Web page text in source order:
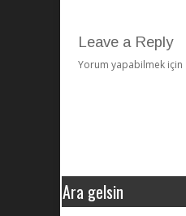
Leave a Reply
Yorum yapabilmek için
Ara gelsin